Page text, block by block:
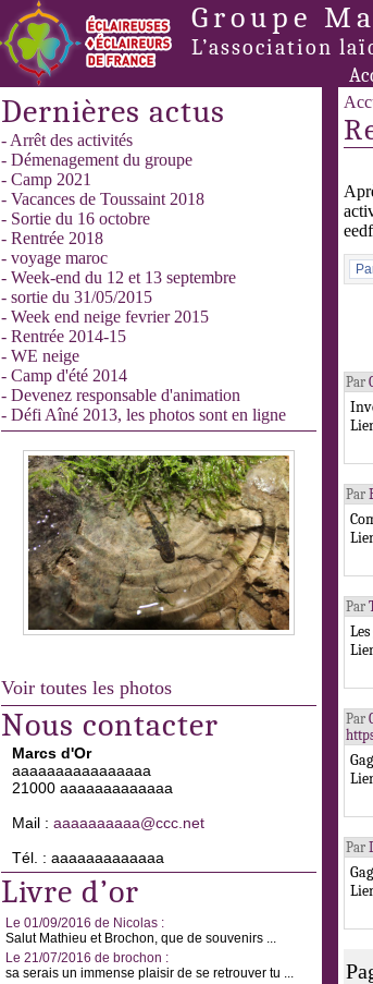
Groupe
L’association
Dernières actus
- Arrêt des activités
- Démenagement du groupe
- Camp 2021
- Vacances de Toussaint 2018
- Sortie du 16 octobre
- Rentrée 2018
- voyage maroc
- Week-end du 12 et 13 septembre
- sortie du 31/05/2015
- Week end neige fevrier 2015
- Rentrée 2014-15
- WE neige
- Camp d'été 2014
- Devenez responsable d'animation
- Défi Aîné 2013, les photos sont en ligne
Voir toutes les photos
Nous contacter
Marcs d'Or
aaaaaaaaaaaaaaaa
21000 aaaaaaaaaaaaa
Mail : aaaaaaaaaa@ccc.net
Tél. : aaaaaaaaaaaaa
Livre d’or
Le 01/09/2016 de Nicolas :
Salut Mathieu et Brochon, que de souvenirs ...
Le 21/07/2016 de brochon :
sa serais un immense plaisir de se retrouver tu ...
Par
Par
Par
Par
Par